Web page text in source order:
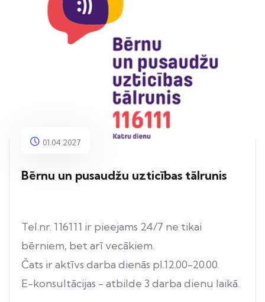
01.04.2027
Bērnu un pusaudžu uzticības tālrunis
Tel.nr. 116111 ir pieejams 24/7 ne tikai
bērniem, bet arī vecākiem.
Čats ir aktīvs darba dienās pl.12.00-20.00.
E-konsultācijas - atbilde 3 darba dienu laikā.